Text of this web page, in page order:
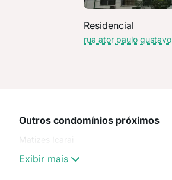
Residencial
rua ator paulo gustavo
Outros condomínios próximos
Matizes Icarai
Exibir mais